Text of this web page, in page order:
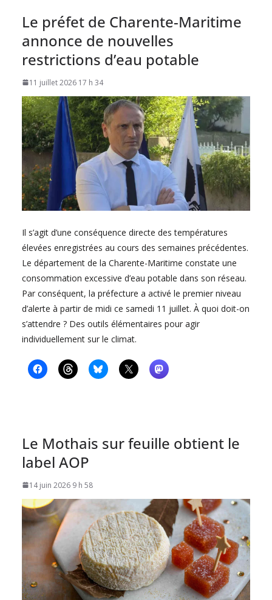
Le préfet de Charente-Maritime
annonce de nouvelles
restrictions d’eau potable
11 juillet 2026 17 h 34
Il s’agit d’une conséquence directe des températures
élevées enregistrées au cours des semaines précédentes.
Le département de la Charente-Maritime constate une
consommation excessive d’eau potable dans son réseau.
Par conséquent, la préfecture a activé le premier niveau
d’alerte à partir de midi ce samedi 11 juillet. À quoi doit-on
s’attendre ? Des outils élémentaires pour agir
individuellement sur le climat.
Le Mothais sur feuille obtient le
label AOP
14 juin 2026 9 h 58